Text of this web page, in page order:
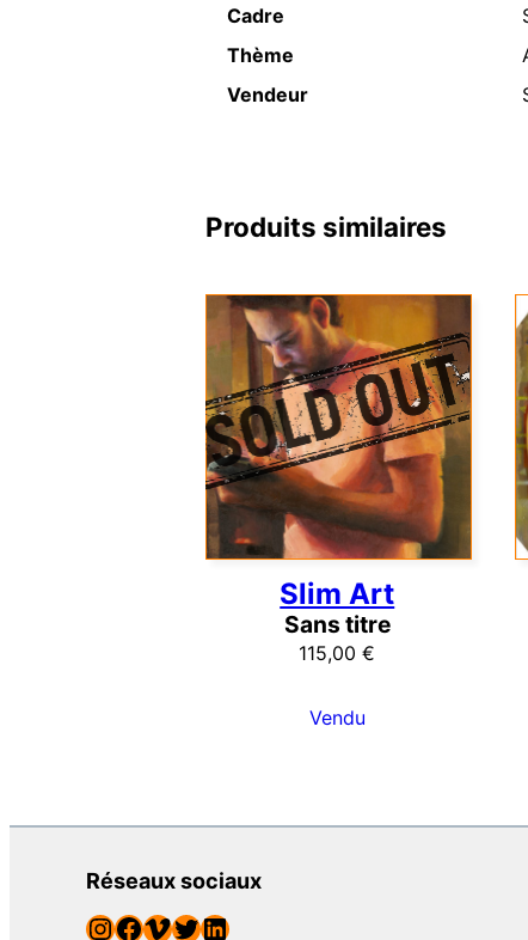
Cadre
Thème
Vendeur
Produits similaires
Slim Art
Sans titre
115,00€
Vendu
Réseaux sociaux
InstagramFacebook Vimeo Twitter LinkedIn